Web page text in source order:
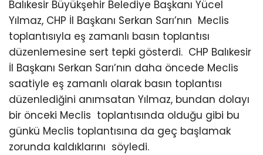
Balıkesir Büyükşehir Belediye Başkanı Yücel
Yılmaz, CHP İl Başkanı Serkan Sarı’nın Meclis
toplantısıyla eş zamanlı basın toplantısı
düzenlemesine sert tepki gösterdi. CHP Balıkesir
İl Başkanı Serkan Sarı’nın daha öncede Meclis
saatiyle eş zamanlı olarak basın toplantısı
düzenlediğini anımsatan Yılmaz, bundan dolayı
bir önceki Meclis toplantısında olduğu gibi bu
günkü Meclis toplantısına da geç başlamak
zorunda kaldıklarını söyledi.